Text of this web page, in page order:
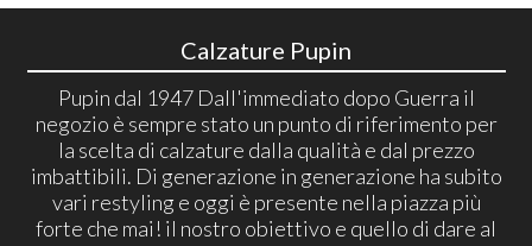
Calzature Pupin
Pupin dal 1947 Dall'immediato dopo Guerra il
negozio è sempre stato un punto di riferimento per
la scelta di calzature dalla qualità e dal prezzo
imbattibili. Di generazione in generazione ha subito
vari restyling e oggi è presente nella piazza più
forte che mai! il nostro obiettivo e quello di dare al